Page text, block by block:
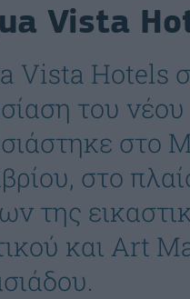
Vista
Vista Hotels
του
στο
στο
της
και Art